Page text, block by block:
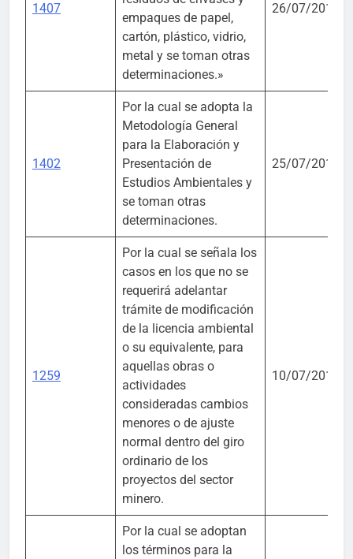
1407
empaques de papel,
cartón, plástico, vidrio,
metal y se toman otras
determinaciones.»
26/07/2018
1402
Por la cual se adopta la
Metodología General
para la Elaboración y
Presentación de
Estudios Ambientales y
se toman otras
determinaciones.
25/07/2018
1259
Por la cual se señala los
casos en los que no se
requerirá adelantar
trámite de modificación
de la licencia ambiental
o su equivalente, para
aquellas obras o
actividades
consideradas cambios
menores o de ajuste
normal dentro del giro
ordinario de los
proyectos del sector
minero.
10/07/2018
Por la cual se adoptan
los términos para la